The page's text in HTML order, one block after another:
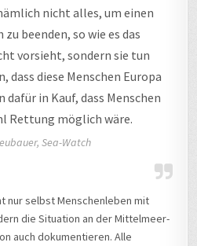
nicht alles, um einen
beenden, so wie es das
vorsieht, sondern sie tun
dass diese Menschen Europa
dafür in Kauf, dass Menschen
Rettung möglich wäre.
Sea-Watch
nur selbst Menschenleben mit
die Situation an der Mittelmeer-
auch dokumentieren. Alle